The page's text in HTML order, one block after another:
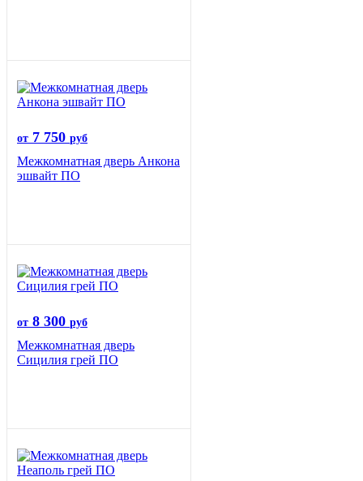
от 7 750 руб
Межкомнатная дверь Анкона
эшвайт ПО
от 8 300 руб
Межкомнатная дверь
Сицилия грей ПО